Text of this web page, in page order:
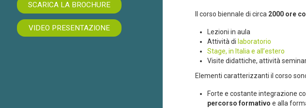
SCARICA LA BROCHURE
VIDEO PRESENTAZIONE
Il corso biennale di circa 2000 ore
Lezioni in aula
Attività di laboratorio
Stage, in Italia e all’estero
Visite didattiche, attività
Elementi caratterizzanti il corso
Forte e costante integrazione
percorso formativo e alla